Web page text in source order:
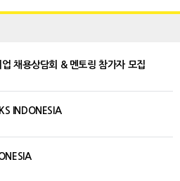
채용상담회 & 멘토링 참가자 모집
INDONESIA